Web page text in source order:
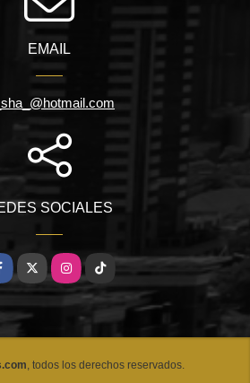
EMAIL
SOCIALES
X InstagramTikTok
, todos los derechos reservados.